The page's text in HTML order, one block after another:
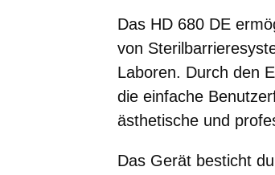
Das HD 680 DE
von
Laboren. Durch den
die einfache
ästhetische und
Das Gerät besticht